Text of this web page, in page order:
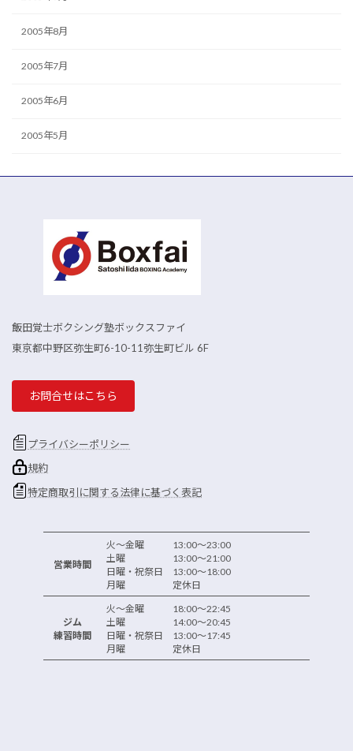
2005年8月
2005年7月
2005年6月
2005年5月
飯田覚士ボクシング塾ボックスファイ
東京都中野区弥生町6-10-11弥生町ビル 6F
お問合せはこちら
プライバシーポリシー
規約
特定商取引に関する法律に基づく表記
営業時間
火～金曜 13:00～23:00
土曜 13:00～21:00
日曜・祝祭日 13:00～18:00
月曜 定休日
ジム
練習時間
火～金曜 18:00～22:45
土曜 14:00～20:45
日曜・祝祭日 13:00～17:45
月曜 定休日